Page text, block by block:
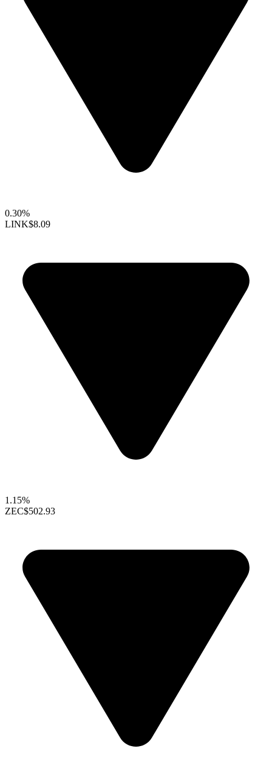
0.30%
LINK$8.09
1.15%
ZEC$502.93